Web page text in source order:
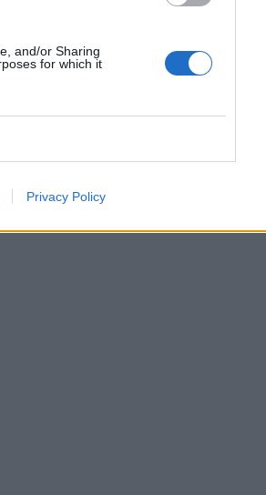
and/or Sharing
for which it
Privacy Policy